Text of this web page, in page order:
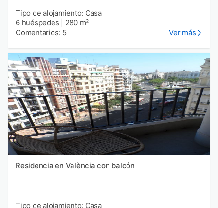
Tipo de alojamiento: Casa
6 huéspedes
280 m²
Comentarios: 5
Ver más
Residencia en València con balcón
Tipo de alojamiento: Casa